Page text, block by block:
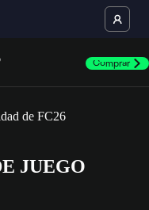
Comprar
JUEGO